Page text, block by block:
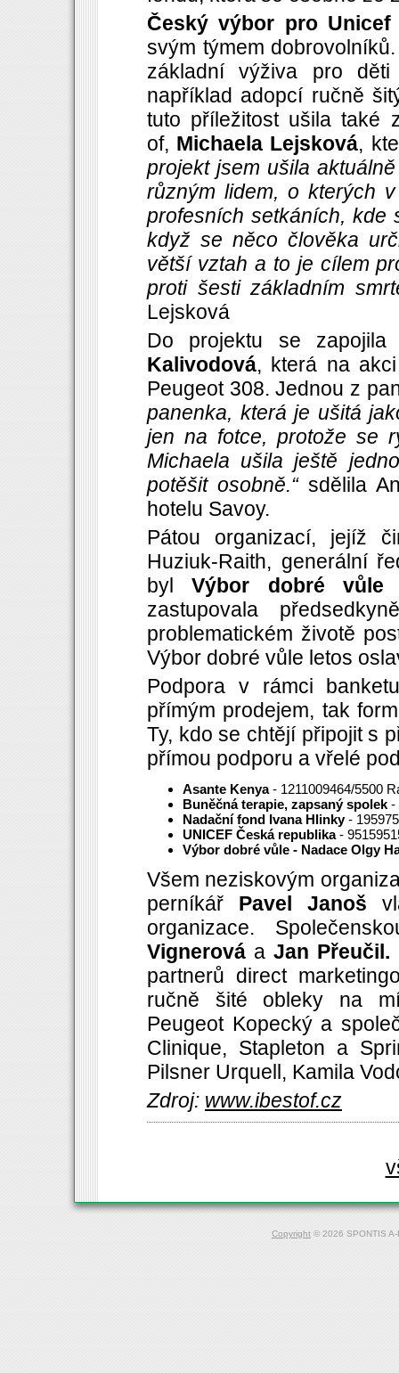
Český výbor pro Unicef
svým týmem
základní výživa pro
například adopcí ručně
tuto příležitost ušila také
of, Michaela Lejsková,
projekt jsem ušila
různým lidem, o kterých
profesních setkáních, kde
když se něco člověka
větší vztah a to je cílem
proti šesti základním
Lejsková
Do projektu se
Kalivodová, která na
Peugeot 308. Jednou z
panenka, která je ušitá
jen na fotce, protože se
Michaela ušila ještě
potěšit osobně.“sdělila
hotelu Savoy.
Pátou organizací, jejíž
Huziuk-Raith, generální
bylVýbor dobré vůle
zastupovala
problematickém životě
Výbor dobré vůle letos
Podpora v rámci
přímým prodejem, tak
Ty, kdo se chtějí připojit s
přímou podporu a vřelé
Asante Kenya- 1211009464/5500
Buněčná terapie, zapsaný spolek -
Nadační fond Ivana Hlinky-
UNICEF Česká republika-
Výbor dobré vůle - Nadace Olgy
Všem neziskovým
perníkář Pavel Janoš
organizace.
Vignerová aJan Přeučil.
partnerů direct
ručně šité obleky na
Peugeot Kopecký a
Clinique, Stapleton a
Pilsner Urquell, Kamila
Zdroj: www.ibestof.cz
Copyright © 2026 SPONTIS